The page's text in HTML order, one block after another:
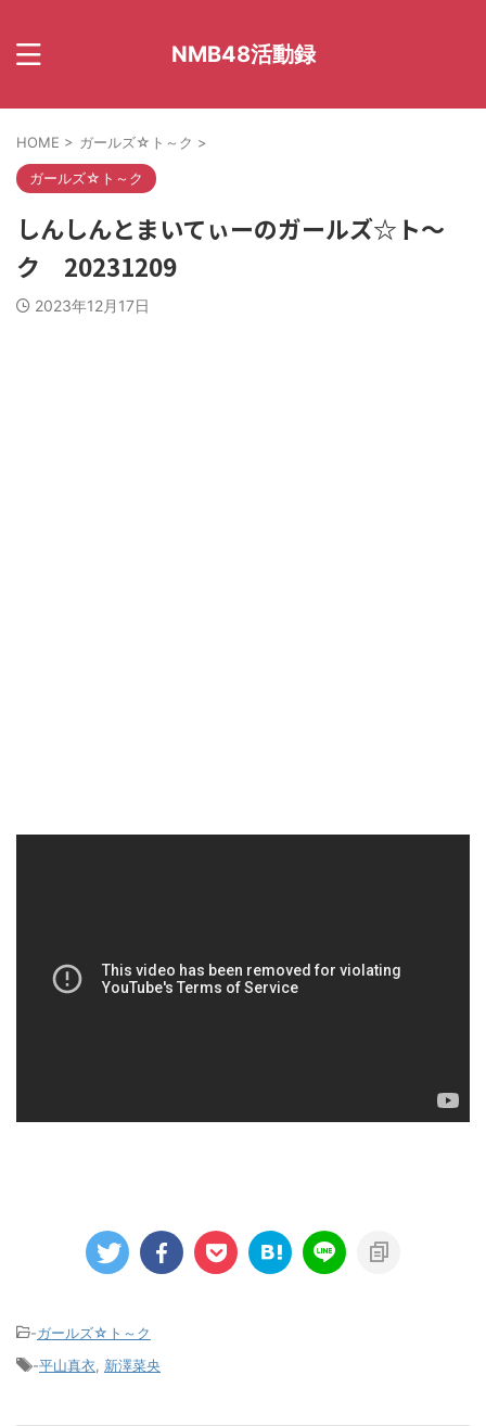
NMB48活動録
HOME > ガールズ☆ト～ク >
ガールズ☆ト～ク
しんしんとまいてぃーのガールズ☆ト～
ク 20231209
2023年12月17日
-ガールズ☆ト～ク
-平山真衣 新澤菜央